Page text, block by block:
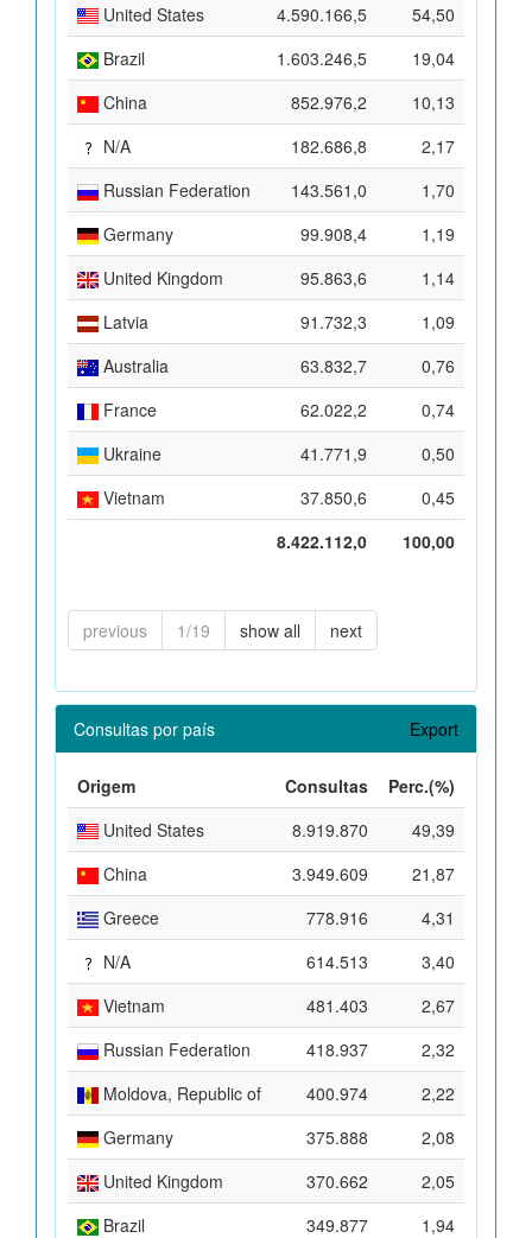
United States 4.590.166,5
54,50
Brazil
1.603.246,5
19,04
China
852.976,2
10,13
N/A
182.686,8
2,17
Russian Federation
143.561,0
1,70
Germany
99.908,4
1,19
United Kingdom
95.863,6
1,14
Latvia
91.732,3
1,09
Australia
63.832,7
0,76
France
62.022,2
0,74
Ukraine
41.771,9
0,50
Vietnam
37.850,6
0,45
8.422.112,0
100,00
previous 1/19 show all next
Consultas por país Export
Origem Consultas
Perc.(%)
United States
8.919.870
49,39
China
3.949.609
21,87
Greece
778.916
4,31
N/A
614.513
3,40
Vietnam
481.403
2,67
Russian Federation
418.937
2,32
Moldova, Republic of
400.974
2,22
Germany
375.888
2,08
United Kingdom
370.662
2,05
Brazil
349.877
1,94